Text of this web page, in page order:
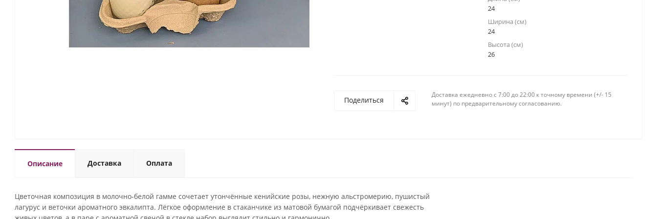
24
Ширина (см)
24
Высота (см)
26
Поделиться
Доставка ежедневно c 7:00 до 22:00 к точному времени (+/- 15
минут) по предварительному согласованию.
Описание Доставка Оплата
Цветочная композиция в молочно-белой гамме сочетает утончённые кенийские розы, нежную альстромерию, пушистый
лагурус и веточки ароматного эвкалипта. Лёгкое оформление в стаканчике из матовой бумагой подчёркивает свежесть